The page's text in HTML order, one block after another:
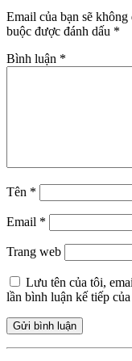
Email của bạn sẽ
buộc được đánh dấu *
Bình luận *
Tên *
Email *
Trang web
Lưu tên của tôi,
lần bình luận kế tiếp